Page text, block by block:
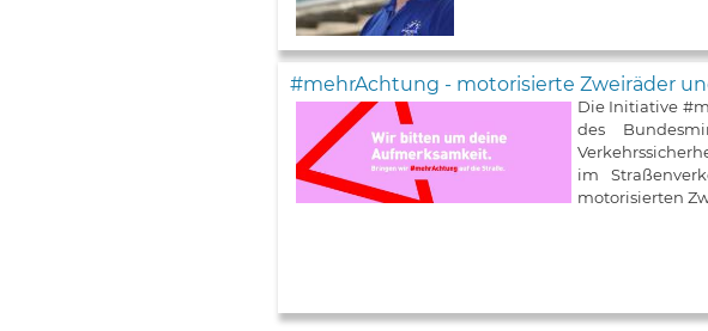
#mehrAchtung - motorisierte Zweiräder
Die Initiative
des
im
motorisierten